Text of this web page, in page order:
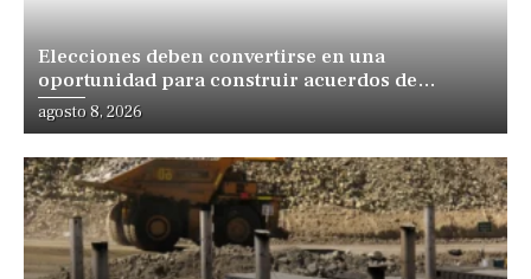
Elecciones deben convertirse en una
oportunidad para construir acuerdos de
desarrollo, sostiene especialista
agosto 8, 2026